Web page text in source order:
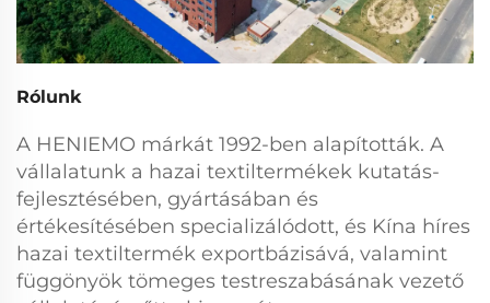
Rólunk
A HENIEMO márkát 1992-ben alapították. A
vállalatunk a hazai textiltermékek kutatás-
fejlesztésében, gyártásában és
értékesítésében specializálódott, és Kína híres
hazai textiltermék exportbázisává, valamint
függönyök tömeges testreszabásának vezető